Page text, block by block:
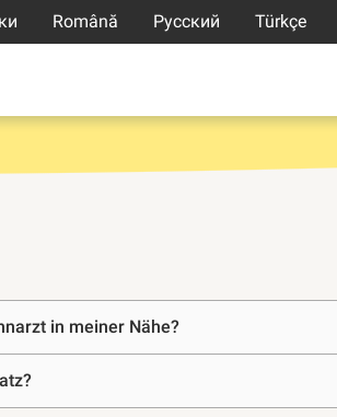
Română Русский Türkçe
in meiner Nähe?